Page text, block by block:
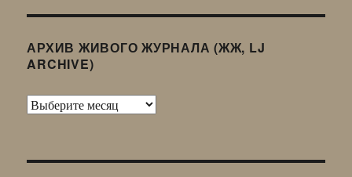
АРХИВ ЖИВОГО ЖУРНАЛА (ЖЖ, LJ
ARCHIVE)
Архив